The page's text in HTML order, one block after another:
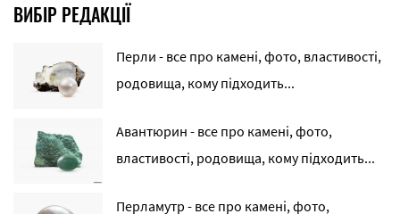
ВИБІР РЕДАКЦІЇ
Перли - все про камені, фото, властивості,
родовища, кому підходить...
Авантюрин - все про камені, фото,
властивості, родовища, кому підходить...
Перламутр - все про камені, фото,